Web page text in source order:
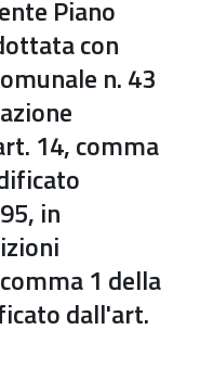
Piano
con
n. 43
14, comma
in
1 della
dall'art.